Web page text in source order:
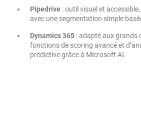
Pipedrive : outil visuel et
avec une segmentation simple
Dynamics 365 : adapté aux grands
fonctions de scoring avancé et
prédictive grâce à Microsoft AI.